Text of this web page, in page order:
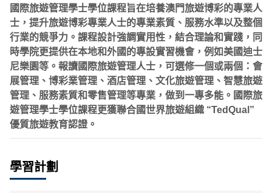
國際旅遊管理學士學位課程旨在培養澳門旅遊博彩的專業人
士，提升旅遊博彩專業人士的專業素質、服務水準以及整個
行業的競爭力。課程設計強調實用性，結合理論和實踐，同
時學院更提供在本地和外國的專設實習機會，例如美國迪士
尼樂園等。報讀國際旅遊管理人士，可選修一個或兩個：會
展管理、博彩業管理、酒店管理、文化旅遊管理、智慧旅遊
管理 、服務素質和零售管理等專業，做到一專多能。國際旅
遊管理學士學位課程更獲聯合國世界旅遊組織 “TedQual”
優質旅遊教育認證。
學習計劃